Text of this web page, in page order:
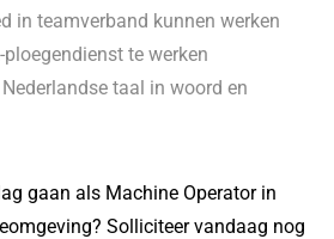
in teamverband kunnen werken
te werken
taal in woord en
gaan als Machine Operator in
Solliciteer vandaag nog